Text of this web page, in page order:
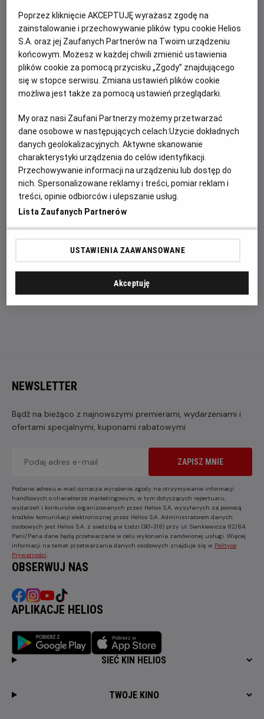
PREMIERA
24 września 2019
REŻYSERIA
Johan Timmers
SCENARIUSZ
Johan Timmers
Aiko Beemsterboer, Bas Keizer, Noa Farinum
WIĘCEJ SZCZEGÓŁÓW
OPIS FILMU
Kiedy jej rodzice się rozwodzą, 12 letnia Bo musi się
przeprowadzić wraz z matką i bratem na przedmieścia
Amsterdamu. Jej sąsiadka trenuje kickboxing i Bo także
chce spróbować. Okazuje się, że jest naturalnym talentem
i ma szanse na udział w mistrzostwach Holandii. Lecz
najpierw Bo musi poradzić sobie z agresją i brakiem
samokontroli, które są skutkami ubocznymi rozwodu
rodziców.
ZAPROŚ ZNAJOMYCH
Messenger
NEWSLETTER
Bądź na bieżąco z najnowszymi premierami, wydarzeniami i
ofertami specjalnymi, kuponami rabatowymi
ZAPISZ MNIE
Podanie adresu e-mail oznacza wyrażenie zgody na otrzymywanie informacji
handlowych o charakterze marketingowym, w tym dotyczących repertuaru,
wydarzeń i konkursów organizowanych przez Helios S.A. wysyłanych za pomocą
środków komunikacji elektronicznej przez Helios S.A. Administratorem danych
osobowych jest Helios S.A. z siedzibą w Łodzi (90-318) przy ul. Sienkiewicza 82/84.
Pani/Pana dane będą przetwarzane w celu wykonania zamówionej usługi. Więcej
informacji na temat przetwarzania danych osobowych znajduje się w Polityce
Prywatności
OBSERWUJ NAS
APLIKACJE HELIOS
SIEĆ KIN HELIOS
TWOJE KINO
Poprzez kliknięcie AKCEPTUJĘ wyrażasz zgodę na
zainstalowanie i przechowywanie plików typu cookie Helios
S.A. oraz jej Zaufanych Partnerów na Twoim urządzeniu
końcowym. Możesz w każdej chwili zmienić ustawienia
plików cookie za pomocą przycisku „Zgody” znajdującego
się w stopce serwisu. Zmiana ustawień plików cookie
możliwa jest także za pomocą ustawień przeglądarki.
My oraz nasi Zaufani Partnerzy możemy przetwarzać
dane osobowe w następujących celach:Użycie dokładnych
danych geolokalizacyjnych. Aktywne skanowanie
charakterystyki urządzenia do celów identyfikacji.
Przechowywanie informacji na urządzeniu lub dostęp do
nich. Spersonalizowane reklamy i treści, pomiar reklam i
treści, opinie odbiorców i ulepszanie usług.
Lista Zaufanych Partnerów
USTAWIENIA ZAAWANSOWANE
Akceptuję